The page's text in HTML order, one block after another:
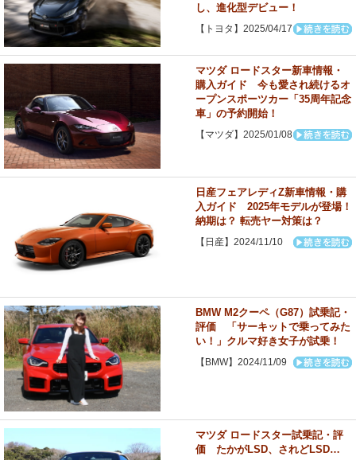
し、進化型デビュー！
【トヨタ】2025/04/17
マツダ ロードスター新車情報・
購入ガイド 今も愛され続けるオ
ープンスポーツカー「35周年記念
車」の予約開始！
【マツダ】2025/01/08
日産フェアレディZ新車情報・購
入ガイド 2025年モデルが登場！
納期は？ 転売ヤー対策は？
【日産】2024/11/10
BMW M2クーペ（G87）試乗記・
評価 「サーキットで乗ってみた
い！」クルマ好き女子が試乗！
【BMW】2024/11/09
マツダ ロードスター試乗記・評
価 たかがLSD、されどLSD…